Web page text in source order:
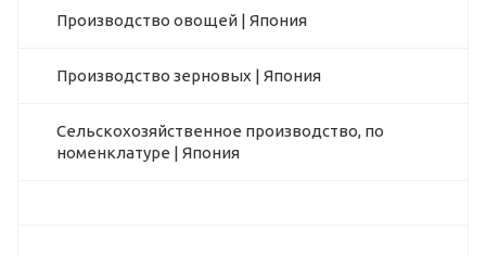
Производство овощей | Япония
Производство зерновых | Япония
Сельскохозяйственное производство, по
номенклатуре | Япония